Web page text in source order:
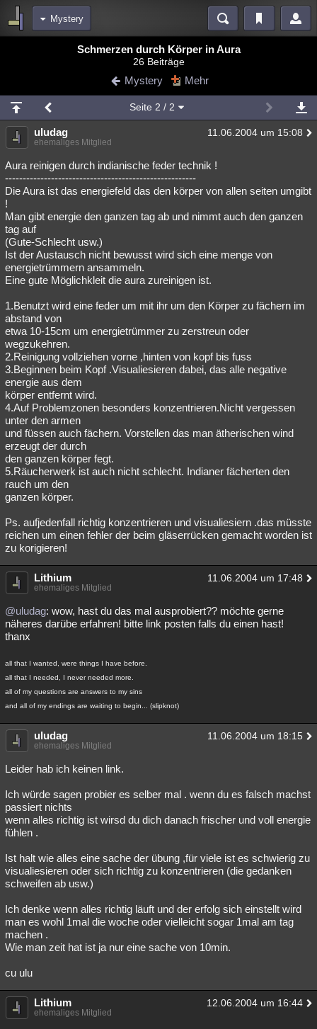
Mystery
Blogs
Chat Wiki Neuigkeiten
meine Rubriken
Menschen Mystery Kriminalfälle
Spiritualität Verschwörungen Technologie
Natur Umfragen Unterhaltung
weitere Rubriken
Philosophie
Astronomie Helpdesk Gruppen Gaming Filme
Musik Clash
Übersichten
Besucht Teilgenommen Alle Neue Geschlossen
Lesenswert Schlüsselwörter
Schmerzen durch Körper in Aura
26 Beiträge
Mystery Mehr
Seite 2 / 2
uludag 11.06.2004 um 15:08
ehemaliges Mitglied
Aura reinigen durch indianische feder technik !
------------------------------------------------------
Die Aura ist das energiefeld das den körper von allen seiten umgibt
!
Man gibt energie den ganzen tag ab und nimmt auch den ganzen
tag auf
(Gute-Schlecht usw.)
Ist der Austausch nicht bewusst wird sich eine menge von
energietrümmern ansammeln.
Eine gute Möglichkleit die aura zureinigen ist.
1.Benutzt wird eine feder um mit ihr um den Körper zu fächern im
abstand von
etwa 10-15cm um energietrümmer zu zerstreun oder
wegzukehren.
2.Reinigung vollziehen vorne ,hinten von kopf bis fuss
3.Beginnen beim Kopf .Visualiesieren dabei, das alle negative
energie aus dem
körper entfernt wird.
4.Auf Problemzonen besonders konzentrieren.Nicht vergessen
unter den armen
und füssen auch fächern. Vorstellen das man ätherischen wind
erzeugt der durch
den ganzen körper fegt.
5.Räucherwerk ist auch nicht schlecht. Indianer fächerten den
rauch um den
ganzen körper.
Ps. aufjedenfall richtig konzentrieren und visualiesiern .das müsste
reichen um einen fehler der beim gläserrücken gemacht worden ist
zu korigieren!
Lithium 11.06.2004 um 17:48
ehemaliges Mitglied
@uludag: wow, hast du das mal ausprobiert?? möchte gerne
näheres darübe erfahren! bitte link posten falls du einen hast!
thanx
all that I wanted, were things I have before.
all that I needed, I never needed more.
all of my questions are answers to my sins
and all of my endings are waiting to begin... (slipknot)
uludag 11.06.2004 um 18:15
ehemaliges Mitglied
Leider hab ich keinen link.
Ich würde sagen probier es selber mal . wenn du es falsch machst
passiert nichts
wenn alles richtig ist wirsd du dich danach frischer und voll energie
fühlen .
Ist halt wie alles eine sache der übung ,für viele ist es schwierig zu
visualiesieren oder sich richtig zu konzentrieren (die gedanken
schweifen ab usw.)
Ich denke wenn alles richtig läuft und der erfolg sich einstellt wird
man es wohl 1mal die woche oder vielleicht sogar 1mal am tag
machen .
Wie man zeit hat ist ja nur eine sache von 10min.
cu ulu
Lithium 12.06.2004 um 16:44
ehemaliges Mitglied